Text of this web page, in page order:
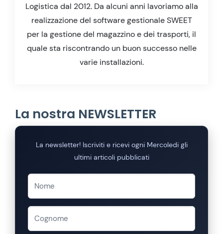
Logistica dal 2012. Da alcuni anni lavoriamo alla
realizzazione del software gestionale SWEET
per la gestione del magazzino e dei trasporti, il
quale sta riscontrando un buon successo nelle
varie installazioni.
La nostra NEWSLETTER
La newsletter! Iscriviti e ricevi ogni Mercoledi gli
ultimi articoli pubblicati